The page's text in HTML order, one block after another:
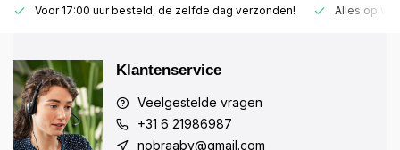
Voor 17:00 uur besteld, de zelfde dag verzonden! Alles op
Klantenservice
Veelgestelde vragen
+31 6 21986987
nobraabv@gmail.com